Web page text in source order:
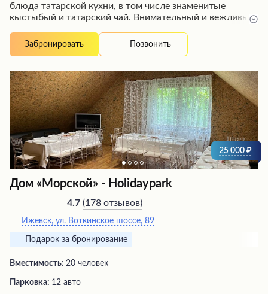
блюда татарской кухни, в том числе знаменитые
кыстыбый и татарский чай. Внимательный и вежливый
изысканное домашнее меню, а администратор
грамотно подбирает праздничные блюда и организует
остается одним из самых любимых у местных жителей,
а посетители выражают искреннюю благодарность и
рекомендуют это кафе всем гостям.
Забронировать Позвонить
25 000
Дом «Морской» - Holidaypark
4.7 (178 отзывов)
Ижевск, ​ул. Воткинское шоссе, 89
Подарок за бронирование
Вместимость: 20 человек
Парковка: 12 авто